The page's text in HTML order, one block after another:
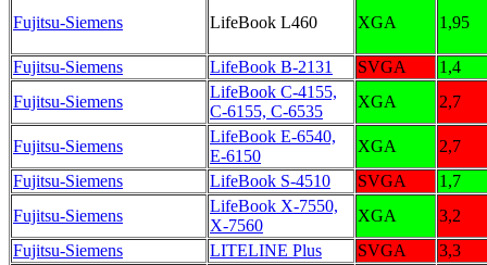
Fujitsu-Siemens LifeBook L460 XGA 1,95
Fujitsu-Siemens LifeBook B-2131 SVGA
1,4
Fujitsu-Siemens
LifeBook C-4155,
C-6155, C-6535
XGA 2,7
Fujitsu-Siemens
LifeBook E-6540,
E-6150
XGA
2,7
Fujitsu-Siemens
LifeBook S-4510 SVGA
1,7
Fujitsu-Siemens
LifeBook X-7550,
X-7560
XGA
3,2
Fujitsu-Siemens
LITELINE Plus SVGA
3,3